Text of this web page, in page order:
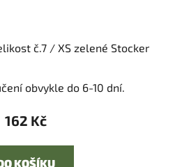
č.7 / XS zelené Stocker
obvykle do 6-10 dní.
162 Kč
KOŠÍKU